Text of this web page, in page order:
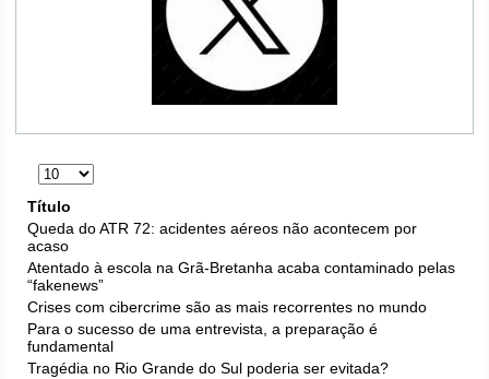
Exibir
#
Título
Queda do ATR 72: acidentes aéreos não acontecem por
acaso
Atentado à escola na Grã-Bretanha acaba contaminado pelas
“fakenews”
Crises com cibercrime são as mais recorrentes no mundo
Para o sucesso de uma entrevista, a preparação é
fundamental
Tragédia no Rio Grande do Sul poderia ser evitada?